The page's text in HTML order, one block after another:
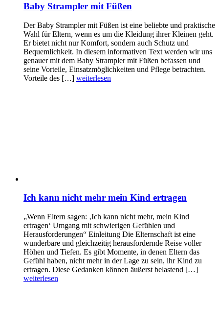
Baby Strampler mit Füßen
Der Baby Strampler mit Füßen ist eine beliebte und praktische
Wahl für Eltern, wenn es um die Kleidung ihrer Kleinen geht.
Er bietet nicht nur Komfort, sondern auch Schutz und
Bequemlichkeit. In diesem informativen Text werden wir uns
genauer mit dem Baby Strampler mit Füßen befassen und
seine Vorteile, Einsatzmöglichkeiten und Pflege betrachten.
Vorteile des […] weiterlesen
Ich kann nicht mehr mein Kind ertragen
„Wenn Eltern sagen: ‚Ich kann nicht mehr, mein Kind
ertragen‘ Umgang mit schwierigen Gefühlen und
Herausforderungen“ Einleitung Die Elternschaft ist eine
wunderbare und gleichzeitig herausfordernde Reise voller
Höhen und Tiefen. Es gibt Momente, in denen Eltern das
Gefühl haben, nicht mehr in der Lage zu sein, ihr Kind zu
ertragen. Diese Gedanken können äußerst belastend […]
weiterlesen